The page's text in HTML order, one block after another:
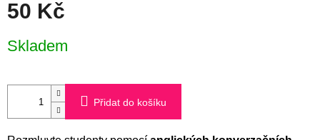
50 Kč
cena:
Skladem
Přidat do košíku